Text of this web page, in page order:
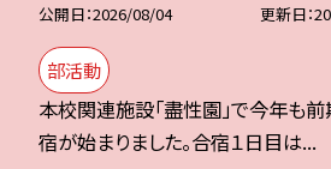
公開日 2026/08/04 更新日
部活動
本校関連施設「盡性園」で今年も
宿が始まりました。合宿１日目は...